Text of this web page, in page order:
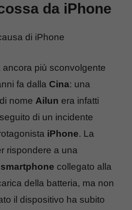
da iPhone
ancora più sconvolgente
fa dalla Cina: una
nome Ailun era infatti
di un incidente
iPhone. La
rispondere a una
smartphone collegato alla
della batteria, ma non
il dispositivo ha subito